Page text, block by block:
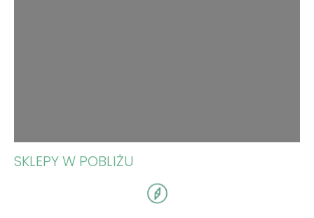
SKLEPY W POBLIŻU